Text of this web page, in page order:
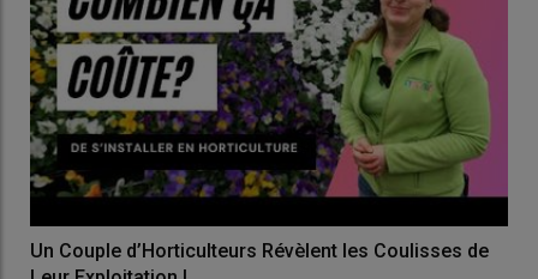
Un Couple d’Horticulteurs Révèlent les Coulisses de